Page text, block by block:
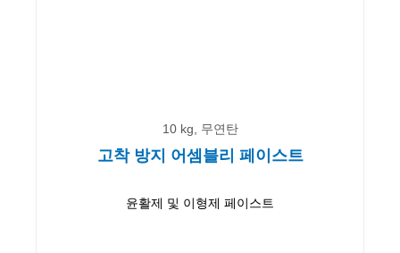
10 kg, 무연탄
고착 방지 어셈블리 페이스트
윤활제 및 이형제 페이스트